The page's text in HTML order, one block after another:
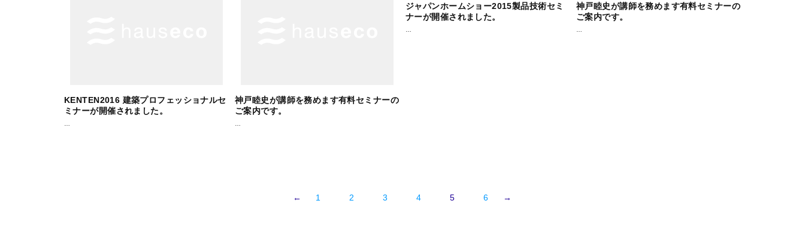
KENTEN2016 建築プロフェッショナルセ
ミナーが開催されました。
神戸睦史が講師を務めます有料セミナーの
ご案内です。
ジャパンホームショー2015製品技術セミ
ナーが開催されました。
神戸睦史が講師を務めます有料セミナーの
ご案内です。
← 1 2 3 4 5 6 →